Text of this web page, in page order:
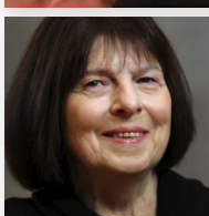
Réalisatrice (France)
Anja Unger